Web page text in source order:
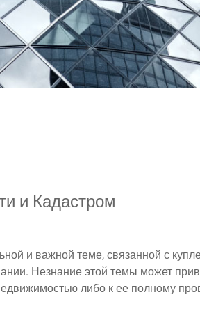
и Кадастром
и важной теме, связанной с
Незнание этой темы может
либо к ее полному